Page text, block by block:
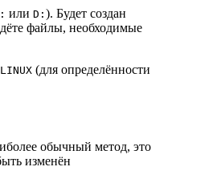
илиD: ). Будет создан
файлы, необходимые
(для определённости
обычный метод, это
изменён